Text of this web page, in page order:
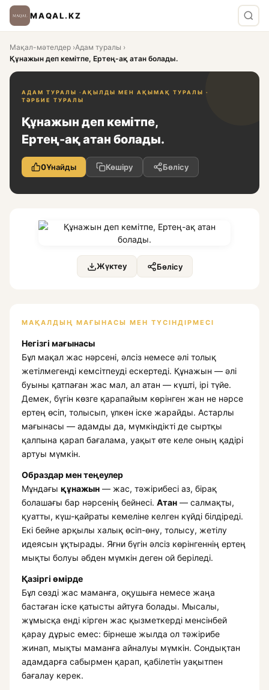
MAQAL.KZ
Мақал-мәтелдер ›Адам туралы ›
Құнажын деп кемітпе, Ертең-ақ атан болады.
АДАМ ТУРАЛЫ · АҚЫЛДЫ МЕН АҚЫМАҚ ТУРАЛЫ ·
ТӘРБИЕ ТУРАЛЫ
Құнажын деп кемітпе,
Ертең-ақ атан болады.
0Ұнайды Көшіру Бөлісу
Жүктеу Бөлісу
МАҚАЛДЫҢ МАҒЫНАСЫ МЕН ТҮСІНДІРМЕСІ
Негізгі мағынасы
Бұл мақал жас нәрсені, әлсіз немесе әлі толық
жетілмегенді кемсітпеуді ескертеді. Құнажын — әлі
буыны қатпаған жас мал, ал атан — күшті, ірі түйе.
Демек, бүгін көзге қарапайым көрінген жан не нәрсе
ертең өсіп, толысып, үлкен іске жарайды. Астарлы
мағынасы — адамды да, мүмкіндікті де сыртқы
қалпына қарап бағалама, уақыт өте келе оның қадірі
артуы мүмкін.
Образдар мен теңеулер
Мұндағы құнажын — жас, тәжірибесі аз, бірақ
болашағы бар нәрсенің бейнесі. Атан — салмақты,
қуатты, күш-қайраты кемеліне келген күйді білдіреді.
Екі бейне арқылы халық өсіп-өну, толысу, жетілу
идеясын ұқтырады. Яғни бүгін әлсіз көрінгеннің ертең
мықты болуы әбден мүмкін деген ой беріледі.
Қазіргі өмірде
Бұл сөзді жас маманға, оқушыға немесе жаңа
бастаған іске қатысты айтуға болады. Мысалы,
жұмысқа енді кірген жас қызметкерді менсінбей
қарау дұрыс емес: бірнеше жылда ол тәжірибе
жинап, мықты маманға айналуы мүмкін. Сондықтан
адамдарға сабырмен қарап, қабілетін уақытпен
бағалау керек.